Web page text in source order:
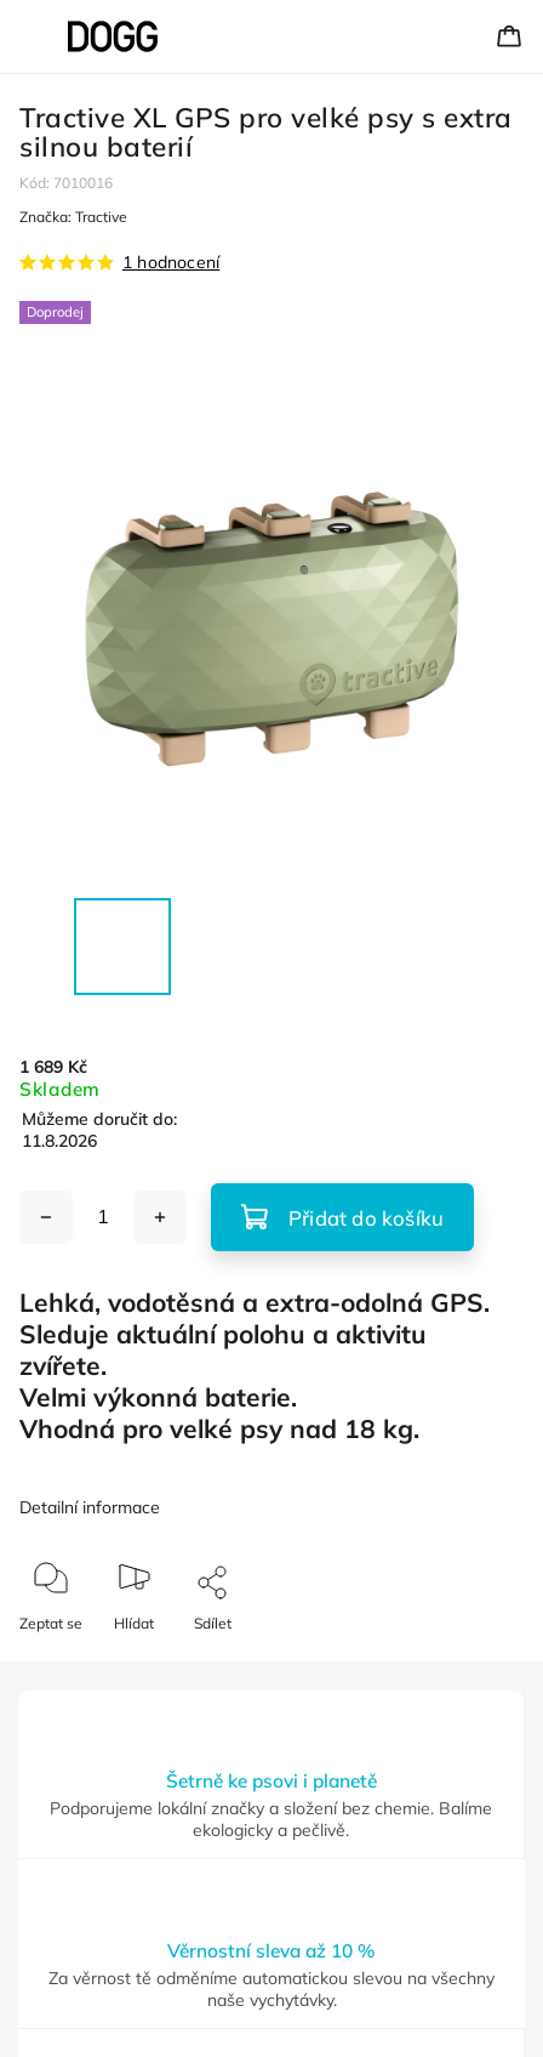
Tractive XL GPS pro velké psy s extra
silnou baterií
Kód: 7010016
Doprodej
1 hodnocení
Značka: Tractive
1 689 Kč
Skladem
Můžeme doručit do:
11.8.2026
Přidat do košíku
Lehká, vodotěsná a extra-odolná GPS.
Sleduje aktuální polohu a aktivitu
zvířete.
Velmi výkonná baterie.
Vhodná pro velké psy nad 18 kg.
Detailní informace
Zeptat se Hlídat Sdílet
Šetrně ke psovi i planetě
Podporujeme lokální značky a složení bez chemie. Balíme
ekologicky a pečlivě.
Věrnostní sleva až 10 %
Za věrnost tě odměníme automatickou slevou na všechny
naše vychytávky.